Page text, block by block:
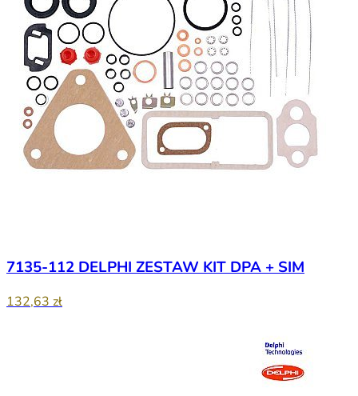
7135-112 DELPHI ZESTAW KIT DPA + SIM
132,63 zł